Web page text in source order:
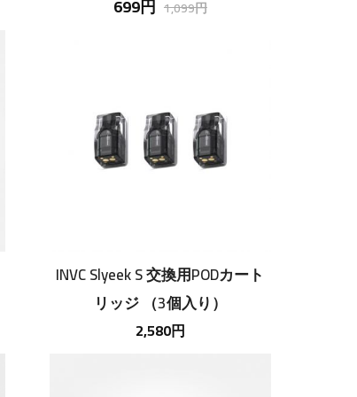
トリッジ 3.5ml （1個入り）
699円 1,099円
INVC Slyeek S 交換用PODカート
リッジ （3個入り）
2,580円